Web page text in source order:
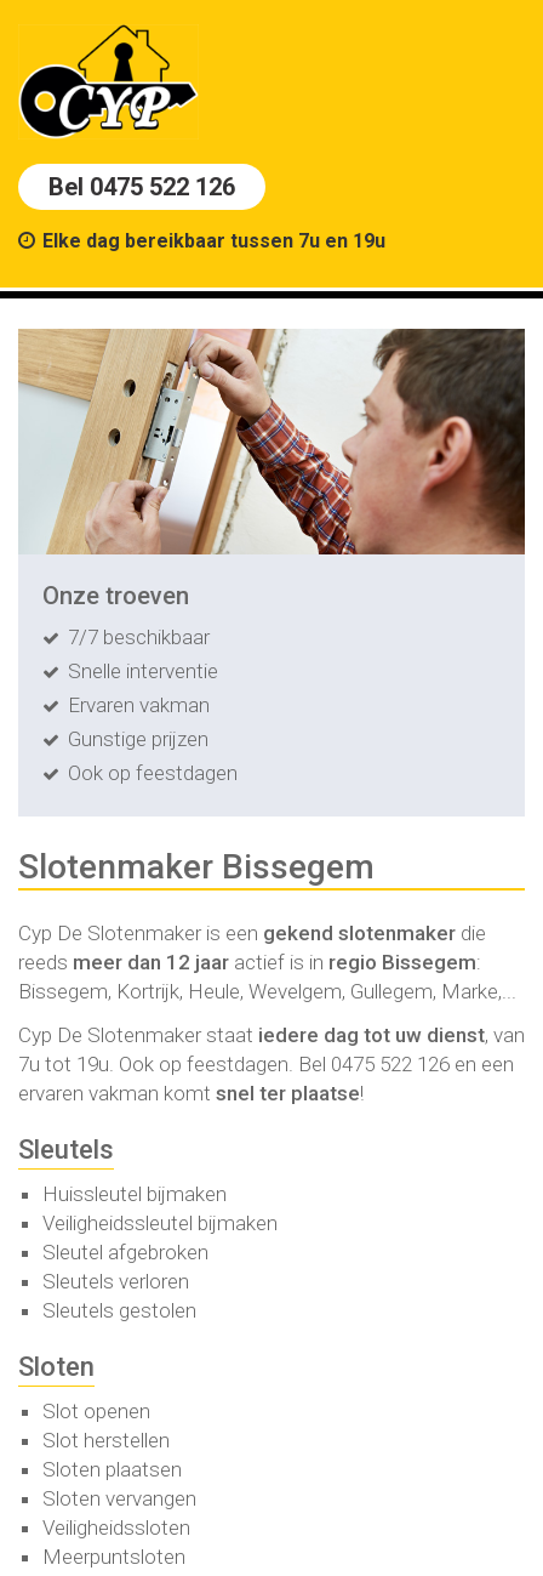
Bel 0475 522 126
Elke dag bereikbaar tussen 7u en 19u
Onze troeven
7/7 beschikbaar
Snelle interventie
Ervaren vakman
Gunstige prijzen
Ook op feestdagen
Slotenmaker Bissegem
Cyp De Slotenmaker is een gekend slotenmaker die
reeds meer dan 12 jaar actief is in regio Bissegem:
Bissegem, Kortrijk, Heule, Wevelgem, Gullegem, Marke,...
Cyp De Slotenmaker staat iedere dag tot uw dienst, van
7u tot 19u. Ook op feestdagen. Bel 0475 522 126 en een
ervaren vakman komt snel ter plaatse!
Sleutels
Huissleutel bijmaken
Veiligheidssleutel bijmaken
Sleutel afgebroken
Sleutels verloren
Sleutels gestolen
Sloten
Slot openen
Slot herstellen
Sloten plaatsen
Sloten vervangen
Veiligheidssloten
Meerpuntsloten